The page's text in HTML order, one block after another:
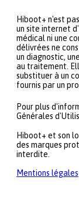
Hiboot+ n'est
un site internet
médical ni une
délivrées ne
un diagnostic,
au traitement.
substituer à un
fournis par un
Pour plus
Générales
Hiboot+ et son
des marques
interdite.
Mentions légales